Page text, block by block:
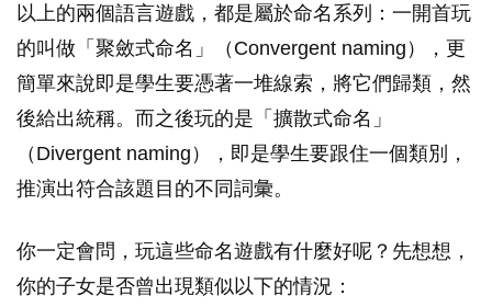
以上的兩個語言遊戲，都是屬於命名系列：一開首玩
的叫做「聚斂式命名」（Convergent naming），更
簡單來說即是學生要憑著一堆線索，將它們歸類，然
後給出統稱。而之後玩的是「擴散式命名」
（Divergent naming），即是學生要跟住一個類別，
推演出符合該題目的不同詞彙。
你一定會問，玩這些命名遊戲有什麼好呢？先想想，
你的子女是否曾出現類似以下的情況：